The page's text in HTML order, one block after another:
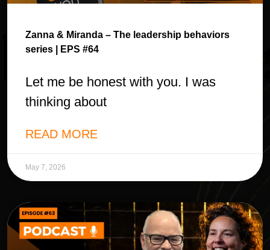
Zanna & Miranda – The leadership behaviors
series | EPS #64
Let me be honest with you. I was
thinking about
READ MORE
May 7, 2026